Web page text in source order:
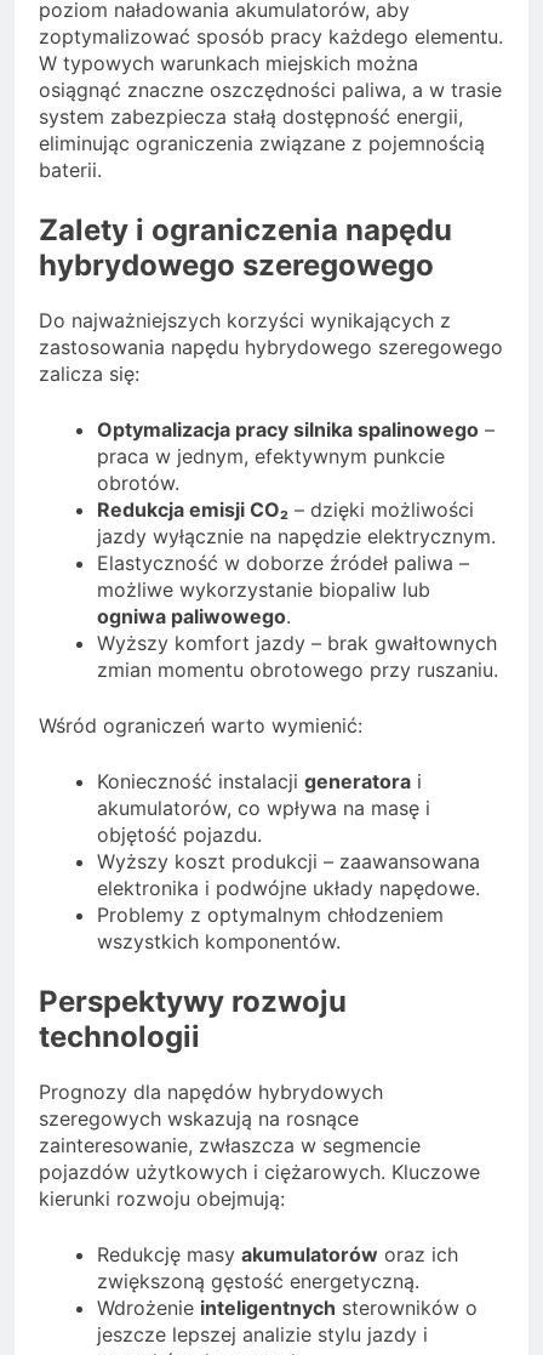
poziom naładowania akumulatorów, aby
zoptymalizować sposób pracy każdego elementu.
W typowych warunkach miejskich można
osiągnąć znaczne oszczędności paliwa, a w trasie
system zabezpiecza stałą dostępność energii,
eliminując ograniczenia związane z pojemnością
baterii.
Zalety i ograniczenia napędu
hybrydowego szeregowego
Do najważniejszych korzyści wynikających z
zastosowania napędu hybrydowego szeregowego
zalicza się:
Optymalizacja pracy silnika spalinowego –
praca w jednym, efektywnym punkcie
obrotów.
Redukcja emisji CO₂ – dzięki możliwości
jazdy wyłącznie na napędzie elektrycznym.
Elastyczność w doborze źródeł paliwa –
możliwe wykorzystanie biopaliw lub
ogniwa paliwowego.
Wyższy komfort jazdy – brak gwałtownych
zmian momentu obrotowego przy ruszaniu.
Wśród ograniczeń warto wymienić:
Konieczność instalacji generatora i
akumulatorów, co wpływa na masę i
objętość pojazdu.
Wyższy koszt produkcji – zaawansowana
elektronika i podwójne układy napędowe.
Problemy z optymalnym chłodzeniem
wszystkich komponentów.
Perspektywy rozwoju
technologii
Prognozy dla napędów hybrydowych
szeregowych wskazują na rosnące
zainteresowanie, zwłaszcza w segmencie
pojazdów użytkowych i ciężarowych. Kluczowe
kierunki rozwoju obejmują:
Redukcję masy akumulatorów oraz ich
zwiększoną gęstość energetyczną.
Wdrożenie inteligentnych sterowników o
jeszcze lepszej analizie stylu jazdy i